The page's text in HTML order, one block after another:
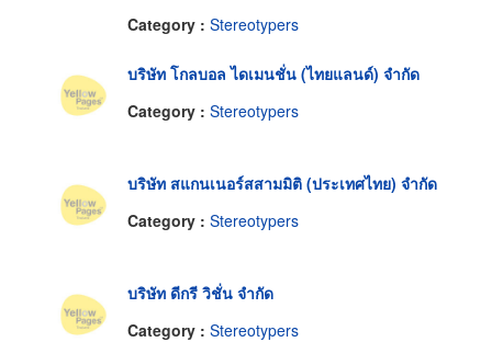
Category : Stereotypers
บริษัท โกลบอล ไดเมนชั่น (ไทยแลนด์) จำกัด
Category : Stereotypers
บริษัท สแกนเนอร์สสามมิติ (ประเทศไทย) จำกัด
Category : Stereotypers
บริษัท ดีกรี วิชั่น จำกัด
Category : Stereotypers